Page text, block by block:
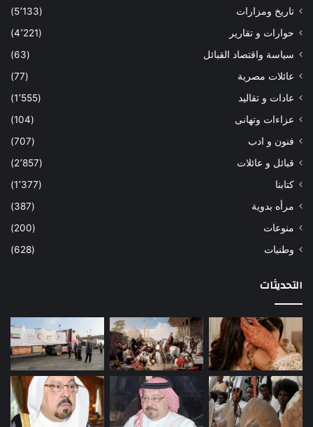
تاريخ ومزارات
(5٬133)
حوارات و تقارير
(4٬221)
سياسة واقتصاد القبائل
(63)
عائلات مصرية
(77)
عادات و تقاليد
(1٬555)
عزاءات وتهانى
(104)
فنون و ادب
(707)
قبائل و عائلات
(2٬857)
كتابنا
(1٬377)
مرأه بدوية
(387)
منوعات
(200)
وطنيات
(628)
التحديثات